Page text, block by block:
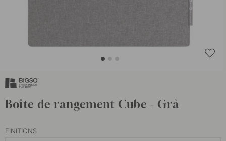
Boîte de rangement Cube - Grå
FINITIONS